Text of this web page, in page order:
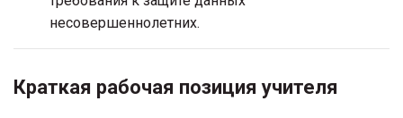
несовершеннолетних.
Краткая рабочая позиция учителя